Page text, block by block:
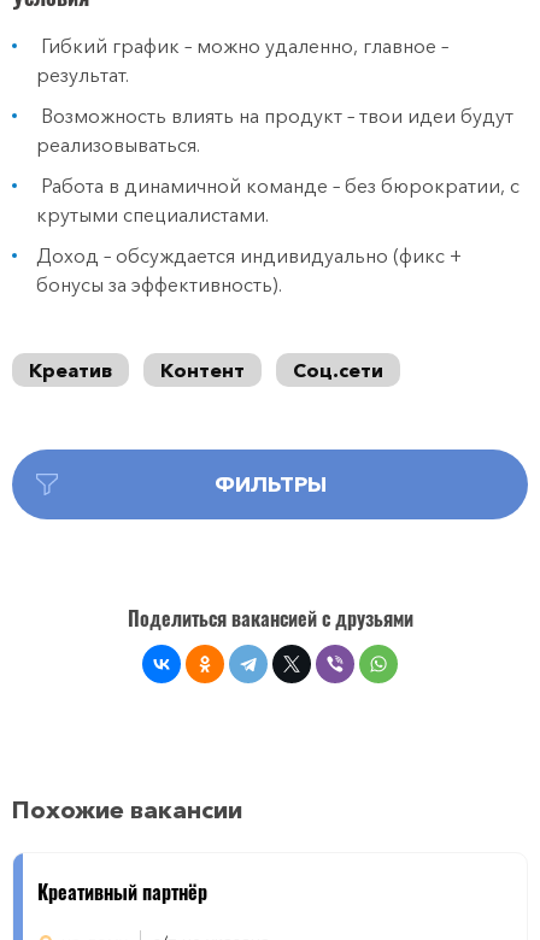
Гибкий график – можно удаленно, главное –
результат.
Возможность влиять на продукт – твои идеи будут
реализовываться.
Работа в динамичной команде – без бюрократии, с
крутыми специалистами.
Доход – обсуждается индивидуально (фикс +
бонусы за эффективность).
Креатив Контент Соц.сети
ФИЛЬТРЫ
Поделиться вакансией с друзьями
Похожие вакансии
Креативный партнёр